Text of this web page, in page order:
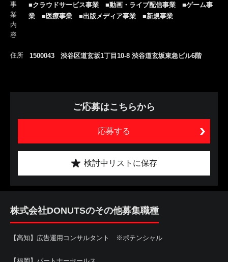
事
業
内
容
■クラウドサービス事業 ■動画・ライブ配信事業 ■ゲーム事
業 ■医療事業 ■出版メディア事業 ■新規事業
住所 1500043 渋谷区道玄坂1丁目10-8 渋谷道玄坂東急ビル6階
ご応募はこちらから
応募する
検討中リストに保存
株式会社DONUTSのその他募集職種
【高知】広告運用コンサルタント ※ポテンシャル